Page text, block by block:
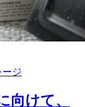
ージ
向けて、